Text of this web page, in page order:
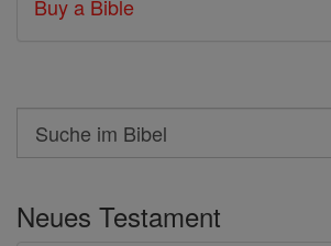
Buy a Bible
Search
Suche
Bibel
Neues Testament